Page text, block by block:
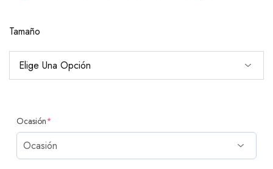
Tamaño
Ocasión*